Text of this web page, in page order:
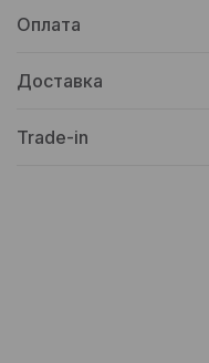
Оплата
Доставка
Trade-in